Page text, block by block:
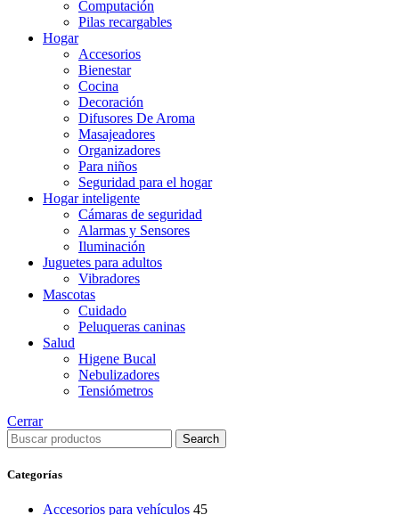
Computación
Pilas recargables
Hogar
Accesorios
Bienestar
Cocina
Decoración
Difusores De Aroma
Masajeadores
Organizadores
Para niños
Seguridad para el hogar
Hogar inteligente
Cámaras de seguridad
Alarmas y Sensores
Iluminación
Juguetes para adultos
Vibradores
Mascotas
Cuidado
Peluqueras caninas
Salud
Higene Bucal
Nebulizadores
Tensiómetros
Cerrar
Search
Categorías
Accesorios para vehículos 45